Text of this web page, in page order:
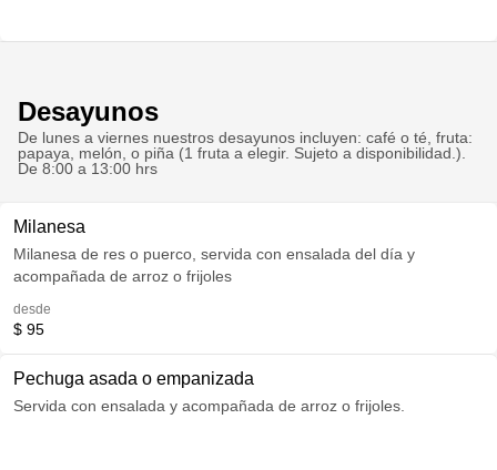
Desayunos
De lunes a viernes nuestros desayunos incluyen: café o té, fruta:
papaya, melón, o piña (1 fruta a elegir. Sujeto a disponibilidad.).
De 8:00 a 13:00 hrs
Milanesa
Milanesa de res o puerco, servida con ensalada del día y
acompañada de arroz o frijoles
desde
$ 95
Pechuga asada o empanizada
Servida con ensalada y acompañada de arroz o frijoles.